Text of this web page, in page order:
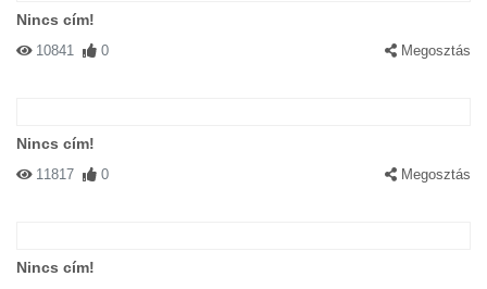
Nincs cím!
10841 0 Megosztás
Nincs cím!
11817 0 Megosztás
Nincs cím!